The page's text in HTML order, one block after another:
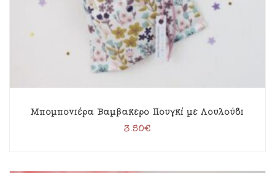
Μπομπονιέρα Βαμβακερό Πουγκί με Λουλούδι
3.50€